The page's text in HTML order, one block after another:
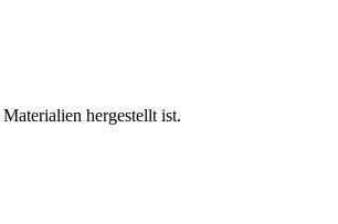
hergestellt ist.